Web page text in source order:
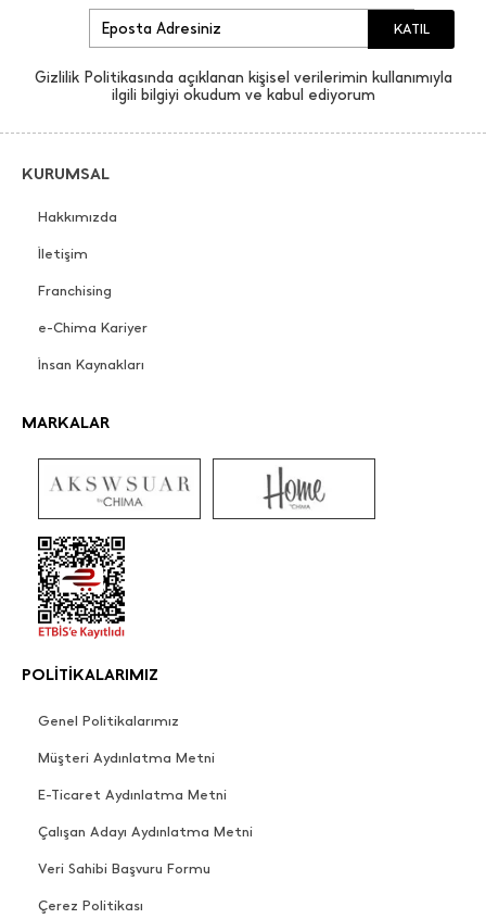
KATIL
Gizlilik Politikasında açıklanan kişisel verilerimin kullanımıyla
ilgili bilgiyi okudum ve kabul ediyorum
KURUMSAL
Hakkımızda
İletişim
Franchising
e-Chima Kariyer
İnsan Kaynakları
MARKALAR
POLİTİKALARIMIZ
Genel Politikalarımız
Müşteri Aydınlatma Metni
E-Ticaret Aydınlatma Metni
Çalışan Adayı Aydınlatma Metni
Veri Sahibi Başvuru Formu
Çerez Politikası